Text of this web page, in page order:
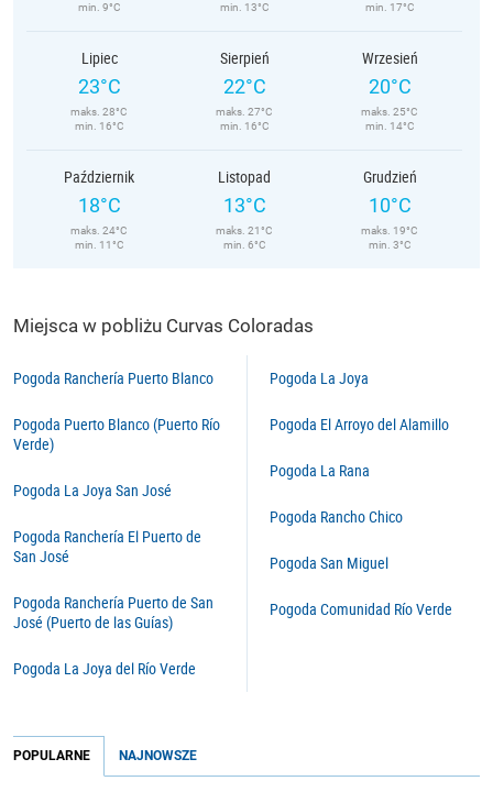
min. 9°C
min. 13°C
min. 17°C
Lipiec
23°C
maks. 28°C
min. 16°C
Sierpień
22°C
maks. 27°C
min. 16°C
Wrzesień
20°C
maks. 25°C
min. 14°C
Październik
18°C
maks. 24°C
min. 11°C
Listopad
13°C
maks. 21°C
min. 6°C
Grudzień
10°C
maks. 19°C
min. 3°C
Miejsca w pobliżu Curvas Coloradas
Pogoda Ranchería Puerto Blanco
Pogoda Puerto Blanco (Puerto Río
Verde)
Pogoda La Joya San José
Pogoda Ranchería El Puerto de
San José
Pogoda Ranchería Puerto de San
José (Puerto de las Guías)
Pogoda La Joya del Río Verde
Pogoda La Joya
Pogoda El Arroyo del Alamillo
Pogoda La Rana
Pogoda Rancho Chico
Pogoda San Miguel
Pogoda Comunidad Río Verde
POPULARNE NAJNOWSZE